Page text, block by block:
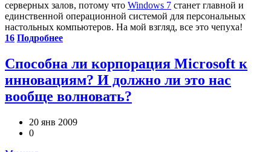
серверных залов, потому что Windows 7 станет главной и
единственной операционной системой для персональных
настольных компьютеров. На мой взгляд, все это чепуха!
16 Подробнее
Способна ли корпорация Microsoft к
инновациям? И должно ли это нас
вообще волновать?
20 янв 2009
0